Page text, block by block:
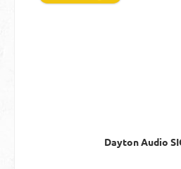
Dayton Audio